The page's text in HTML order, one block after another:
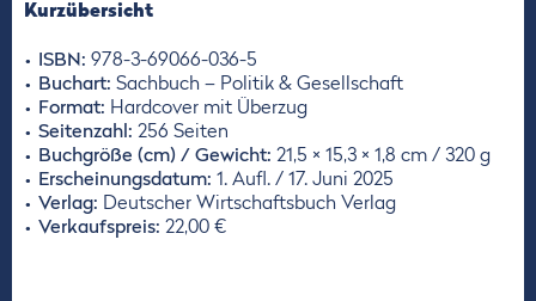
Kurzübersicht
ISBN: 978-3-69066-036-5
Buchart: Sachbuch – Politik & Gesellschaft
Format: Hardcover mit Überzug
Seitenzahl: 256 Seiten
Buchgröße (cm) / Gewicht: 21,5 × 15,3 × 1,8 cm / 320 g
Erscheinungsdatum: 1. Aufl. / 17. Juni 2025
Verlag: Deutscher Wirtschaftsbuch Verlag
Verkaufspreis: 22,00 €